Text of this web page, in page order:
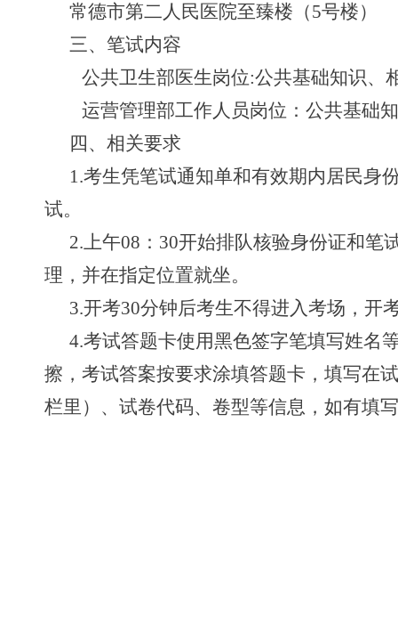
常德市第二人民医院至臻楼（5号楼）
三、笔试内容
公共卫生部医生岗位:公共基础知识、
运营管理部工作人员岗位：公共基础
四、相关要求
1.考生凭笔试通知单和有效期内居民身
试。
2.上午08：30开始排队核验身份证和
理，并在指定位置就坐。
3.开考30分钟后考生不得进入考场，开
4.考试答题卡使用黑色签字笔‌填写姓名
擦，考试答案按要求涂填答题卡，填写在
栏里）、试卷代码、卷型等信息，如有填